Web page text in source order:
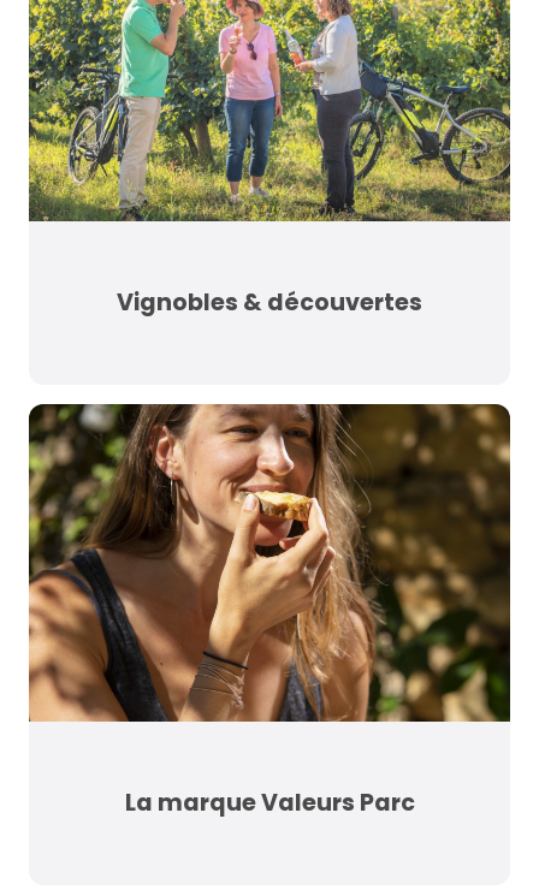
Vignobles & découvertes
La marque Valeurs Parc